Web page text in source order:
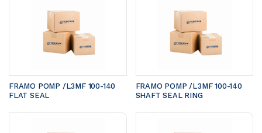
FRAMO POMP /L3MF 100-140
FLAT SEAL
FRAMO POMP /L3MF 100-140
SHAFT SEAL RING